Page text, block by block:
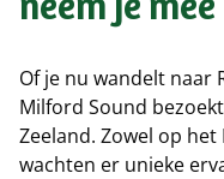
neem je mee
Of je nu wandelt naar
Milford Sound
Zeeland. Zowel op
wachten er unieke